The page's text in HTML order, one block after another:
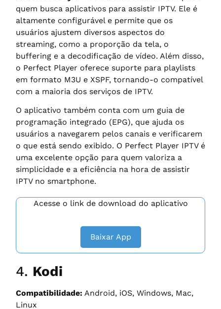
quem busca aplicativos para assistir IPTV. Ele é
altamente configurável e permite que os
usuários ajustem diversos aspectos do
streaming, como a proporção da tela, o
buffering e a decodificação de vídeo. Além disso,
o Perfect Player oferece suporte para playlists
em formato M3U e XSPF, tornando-o compatível
com a maioria dos serviços de IPTV.
O aplicativo também conta com um guia de
programação integrado (EPG), que ajuda os
usuários a navegarem pelos canais e verificarem
o que está sendo exibido. O Perfect Player IPTV é
uma excelente opção para quem valoriza a
simplicidade e a eficiência na hora de assistir
IPTV no smartphone.
Acesse o link de download do aplicativo
Baixar App
4. Kodi
Compatibilidade: Android, iOS, Windows, Mac,
Linux